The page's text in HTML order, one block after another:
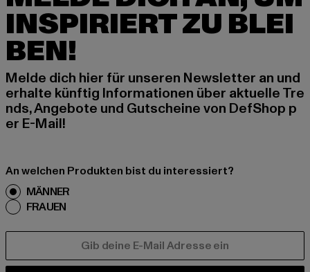
INSPIRIERT ZU BLEI
BEN!
Melde dich hier für unseren Newsletter an und
erhalte künftig Informationen über aktuelle Tre
nds, Angebote und Gutscheine von DefShop p
er E-Mail!
An welchen Produkten bist du interessiert?
MÄNNER
FRAUEN